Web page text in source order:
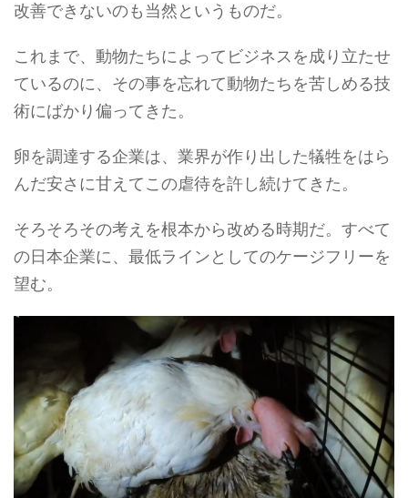
改善できないのも当然というものだ。
これまで、動物たちによってビジネスを成り立たせ
ているのに、その事を忘れて動物たちを苦しめる技
術にばかり偏ってきた。
卵を調達する企業は、業界が作り出した犠牲をはら
んだ安さに甘えてこの虐待を許し続けてきた。
そろそろその考えを根本から改める時期だ。すべて
の日本企業に、最低ラインとしてのケージフリーを
望む。